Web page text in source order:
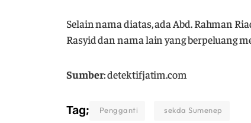
Selain nama diatas, ada Abd. Rahman
Rasyid dan nama lain yang berpeluang
Sumber: detektifjatim.com
Tag; Pengganti sekda Sumenep